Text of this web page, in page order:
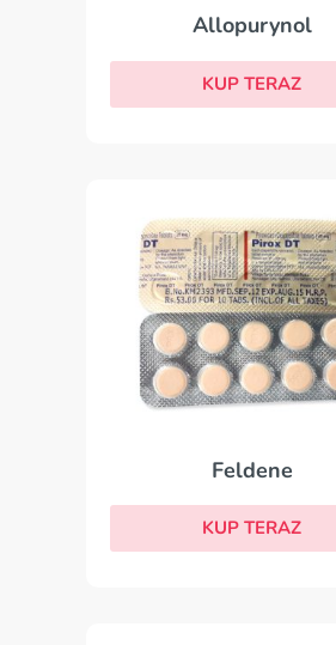
Allopurynol
KUP TERAZ
Feldene
KUP TERAZ